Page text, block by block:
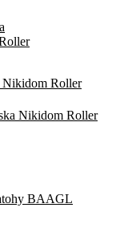
Nikidom Roller
Nikidom Roller
BAAGL